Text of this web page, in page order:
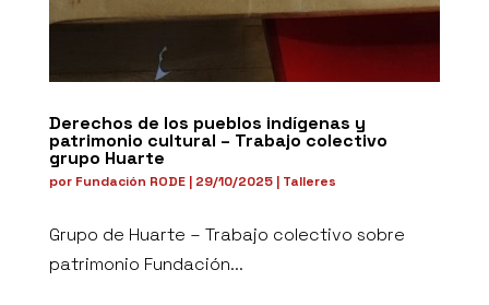
Derechos de los pueblos indígenas y
patrimonio cultural – Trabajo colectivo
grupo Huarte
por Fundación RODE| 29/10/2025| Talleres
Grupo de Huarte – Trabajo colectivo sobre
patrimonio Fundación...